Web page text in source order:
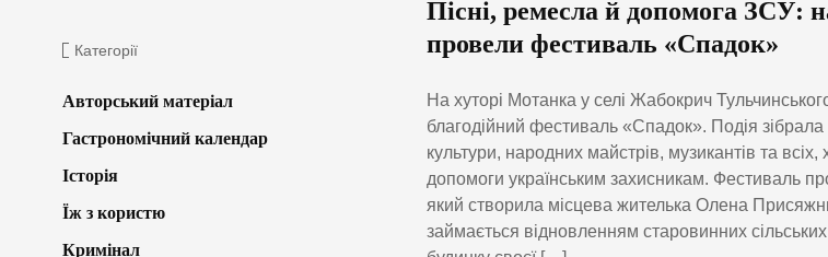
Пісні, ремесла й допомога ЗСУ:
провели фестиваль «Спадок»
На хуторі Мотанка у селі Жабокрич
благодійний фестиваль «Спадок». Подія зібрала
культури, народних майстрів, музикантів та
допомоги українським захисникам. Фестиваль
який створила місцева жителька Олена
займається відновленням старовинних
Категорії
Авторський матеріал
Гастрономічний календар
Історія
Їж з користю
Кримінал